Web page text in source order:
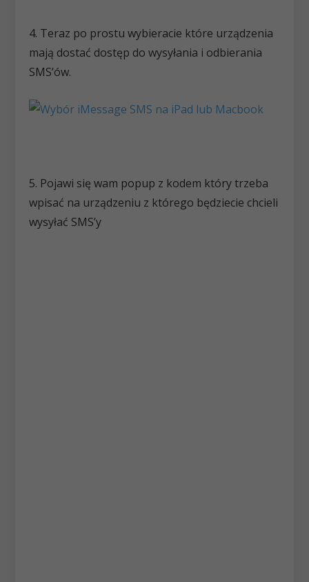
4. Teraz po prostu wybieracie które urządzenia
mają dostać dostęp do wysyłania i odbierania
SMS’ów.
5. Pojawi się wam popup z kodem który trzeba
wpisać na urządzeniu z którego będziecie chcieli
wysyłać SMS’y